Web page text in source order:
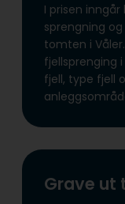
I prisen
sprengning
tomten i
fjellsprenging
fjell, type fjell
Grave ut